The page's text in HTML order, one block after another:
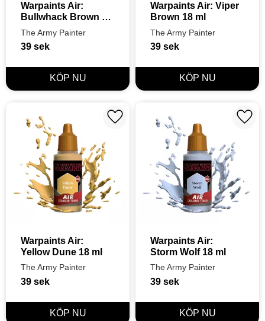
Warpaints Air:
Bullwhack Brown 18
ml
The Army Painter
39 sek
Warpaints Air: Viper
Brown 18 ml
The Army Painter
39 sek
Warpaints Air:
Yellow Dune 18 ml
The Army Painter
39 sek
Lägg till i favoriter
Warpaints Air:
Storm Wolf 18 ml
The Army Painter
39 sek